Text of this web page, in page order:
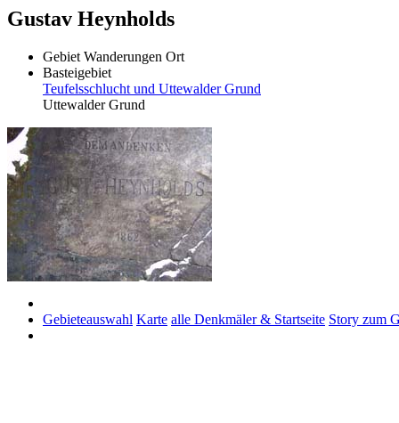
Gustav Heynholds
Gebiet Wanderungen Ort
Basteigebiet
Teufelsschlucht und Uttewalder Grund
Uttewalder Grund
Gebieteauswahl Karte alle Denkmäler & Startseite Story zum